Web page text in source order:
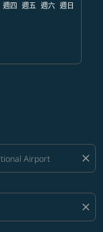
週四 週五 週六 週日
close
close